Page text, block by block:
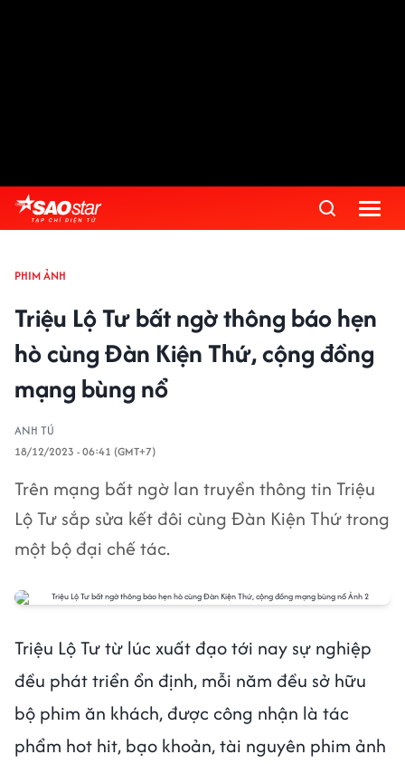
PHIM ẢNH
Triệu Lộ Tư bất ngờ thông báo hẹn
hò cùng Đàn Kiện Thứ, cộng đồng
mạng bùng nổ
ANH TÚ
18/12/2023 - 06:41 (GMT+7)
Trên mạng bất ngờ lan truyền thông tin Triệu
Lộ Tư sắp sửa kết đôi cùng Đàn Kiện Thứ trong
một bộ đại chế tác.
Triệu Lộ Tư từ lúc xuất đạo tới nay sự nghiệp
đều phát triển ổn định, mỗi năm đều sở hữu
bộ phim ăn khách, được công nhận là tác
phẩm hot hit, bạo khoản, tài nguyên phim ảnh